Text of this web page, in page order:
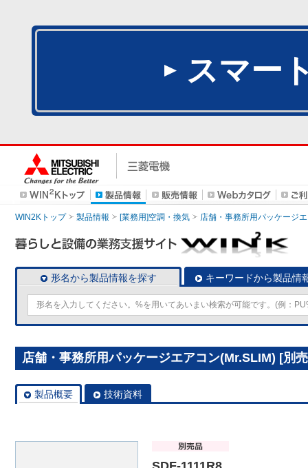
スマー
WIN2Kトップ 製品情報 [業務用]空調・換気 店舗・事務所用パッケージ
形名から製品情報を探す キーワードから製品情
店舗・事務所用パッケージエアコン(Mr.SLIM) [別
製品概要 技術資料